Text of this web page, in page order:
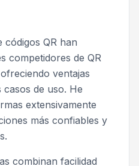
códigos QR han
competidores de QR
ventajas
de uso. He
extensivamente
más confiables y
combinan facilidad